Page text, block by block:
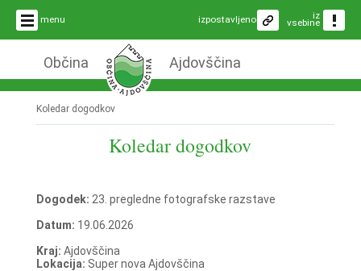
menu iz
vsebine
izpostavljeno
Občina Ajdovščina
Koledar dogodkov
Koledar dogodkov
Dogodek: 23. pregledne fotografske razstave
Datum: 19.06.2026
Kraj: Ajdovščina
Lokacija: Super nova Ajdovščina